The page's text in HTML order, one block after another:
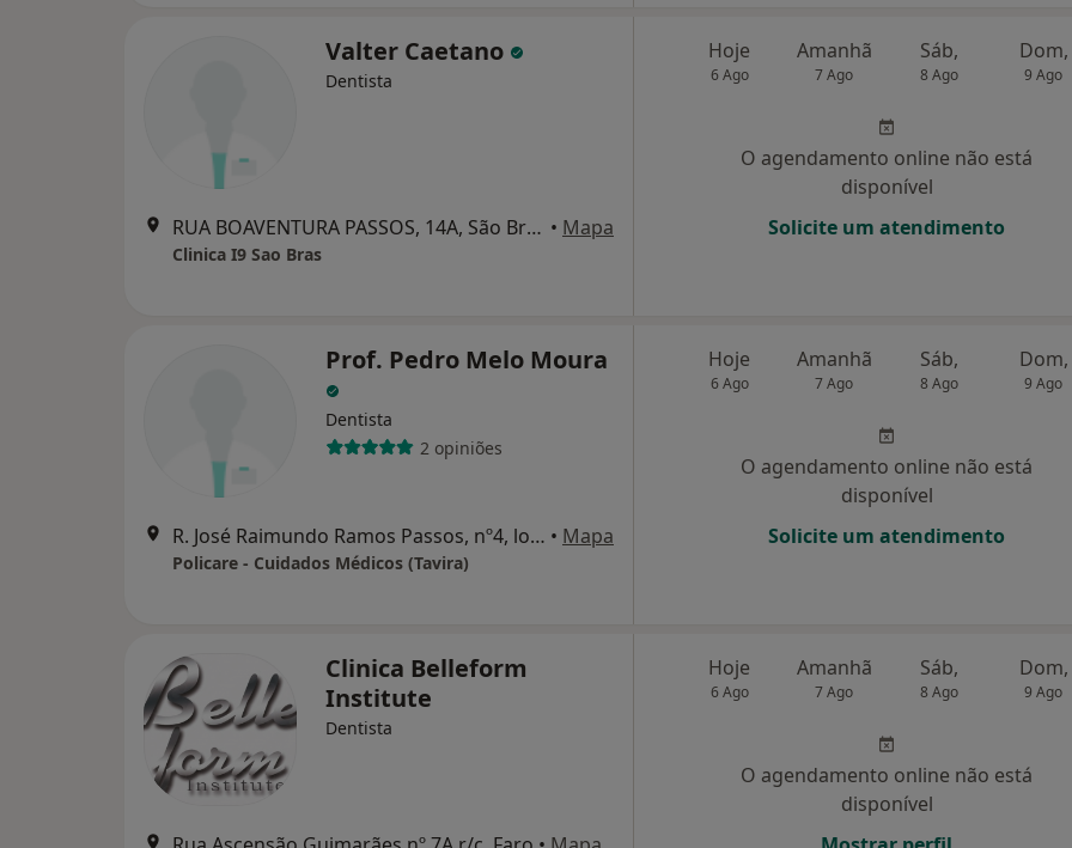
Valter Caetano
Dentista
RUA BOAVENTURA PASSOS, 14A, São Brás de Alportel • Mapa
Clinica I9 Sao Bras
Hoje
6 Ago
Amanhã
7 Ago
Sáb,
8 Ago
Dom,
9 Ago
O agendamento online não está
disponível
Solicite um atendimento
Prof. Pedro Melo Moura
Dentista
2 opiniões
R. José Raimundo Ramos Passos, nº4, loja B, Tavira • Mapa
Policare - Cuidados Médicos (Tavira)
Hoje
6 Ago
Amanhã
7 Ago
Sáb,
8 Ago
Dom,
9 Ago
O agendamento online não está
disponível
Solicite um atendimento
Clinica Belleform
Institute
Dentista
Hoje
6 Ago
Amanhã
7 Ago
Sáb,
8 Ago
Dom,
9 Ago
O agendamento online não está
disponível